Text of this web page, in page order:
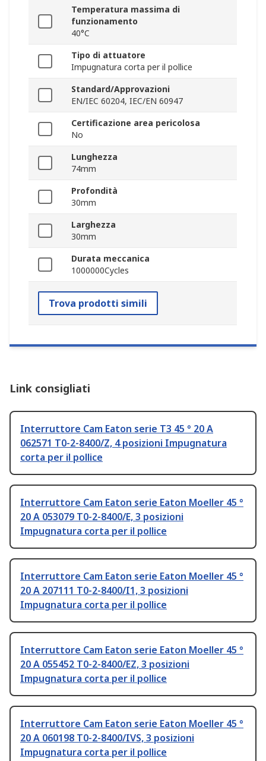
Temperatura massima di
funzionamento
40°C
Tipo di attuatore
Impugnatura corta per il pollice
Standard/Approvazioni
EN/IEC 60204, IEC/EN 60947
Certificazione area pericolosa
No
Lunghezza
74mm
Profondità
30mm
Larghezza
30mm
Durata meccanica
1000000Cycles
Trova prodotti simili
Link consigliati
Interruttore Cam Eaton serie T3 45 ° 20 A
062571 T0-2-8400/Z, 4 posizioni Impugnatura
corta per il pollice
Interruttore Cam Eaton serie Eaton Moeller 45 °
20 A 053079 T0-2-8400/E, 3 posizioni
Impugnatura corta per il pollice
Interruttore Cam Eaton serie Eaton Moeller 45 °
20 A 207111 T0-2-8400/I1, 3 posizioni
Impugnatura corta per il pollice
Interruttore Cam Eaton serie Eaton Moeller 45 °
20 A 055452 T0-2-8400/EZ, 3 posizioni
Impugnatura corta per il pollice
Interruttore Cam Eaton serie Eaton Moeller 45 °
20 A 060198 T0-2-8400/IVS, 3 posizioni
Impugnatura corta per il pollice